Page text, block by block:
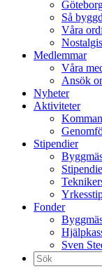
Så
Våra
Medlemmar
Våra
Ansök
Nyheter
Aktiviteter
Stipendier
Fonder
Sven
Sök
efter: